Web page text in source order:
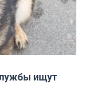
ищут